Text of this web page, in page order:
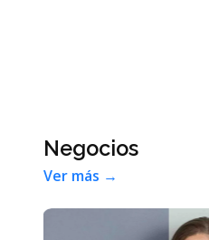
Negocios
Ver más →